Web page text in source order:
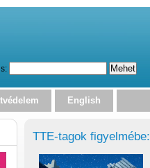
English
TTE-tagok figyelmébe: